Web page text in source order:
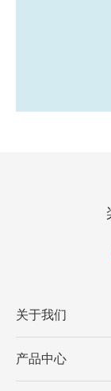
关于我们
产品中心